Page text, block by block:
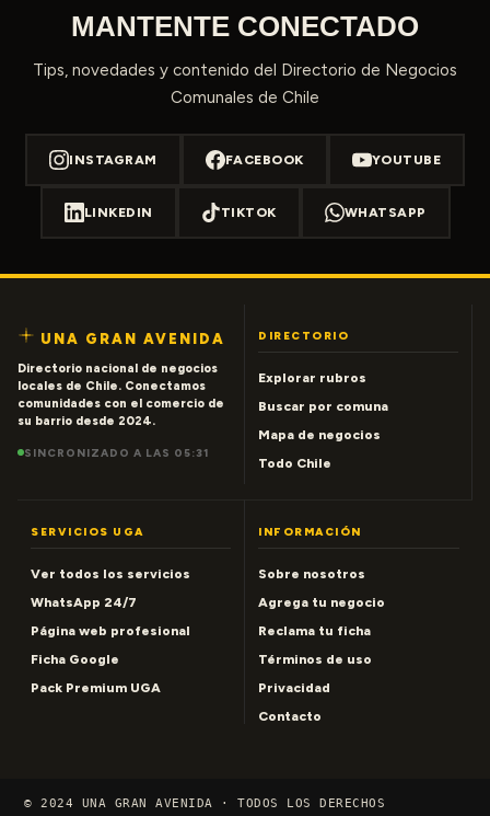
MANTENTE CONECTADO
Tips, novedades y contenido del Directorio de Negocios
Comunales de Chile
INSTAGRAM FACEBOOK YOUTUBE
LINKEDIN TIKTOK WHATSAPP
UNA GRAN AVENIDA
Directorio nacional de negocios
locales de Chile. Conectamos
comunidades con el comercio de
su barrio desde 2024.
SINCRONIZADO A LAS 05:31
DIRECTORIO
Explorar rubros
Buscar por comuna
Mapa de negocios
Todo Chile
SERVICIOS UGA
Ver todos los servicios
WhatsApp 24/7
Página web profesional
Ficha Google
Pack Premium UGA
INFORMACIÓN
Sobre nosotros
Agrega tu negocio
Reclama tu ficha
Términos de uso
Privacidad
Contacto
© 2024 UNA GRAN AVENIDA · TODOS LOS DERECHOS